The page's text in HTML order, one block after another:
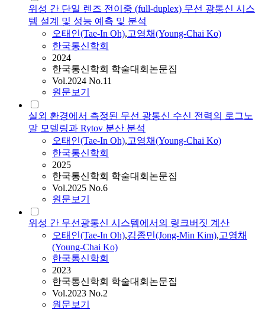
위성 간 단일 렌즈 전이중 (full-duplex) 무선 광통신 시스
템 설계 및 성능 예측 및 분석
오태 인(Tae-In Oh),고영채(Young-Chai Ko)
한국통신학회
2024
한국통신학회 학술대회논문집
Vol.2024 No.11
원문보기
실외 환경에서 측정된 무선 광통신 수신 전력의 로그노
말 모델링과 Rytov 분산 분석
오태 인(Tae-In Oh),고영채(Young-Chai Ko)
한국통신학회
2025
한국통신학회 학술대회논문집
Vol.2025 No.6
원문보기
위성 간 무선광통신 시스템에서의 링크버짓 계산
오태 인(Tae-In Oh),김종민(Jong-Min Kim),고영채
(Young-Chai Ko)
한국통신학회
2023
한국통신학회 학술대회논문집
Vol.2023 No.2
원문보기